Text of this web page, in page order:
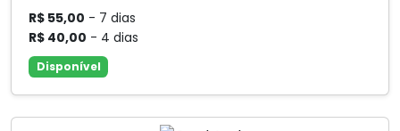
R$ 55,00 - 7 dias
R$ 40,00 - 4 dias
Disponível